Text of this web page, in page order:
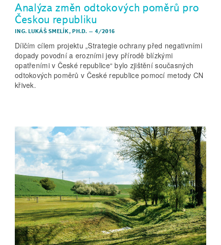
Analýza změn odtokových poměrů pro
Českou republiku
ING. LUKÁŠ SMELÍK, PH.D. – 4/2016
Dílčím cílem projektu „Strategie ochrany před negativními
dopady povodní a erozními jevy přírodě blízkými
opatřeními v České republice“ bylo zjištění současných
odtokových poměrů v České republice pomocí metody CN
křivek.